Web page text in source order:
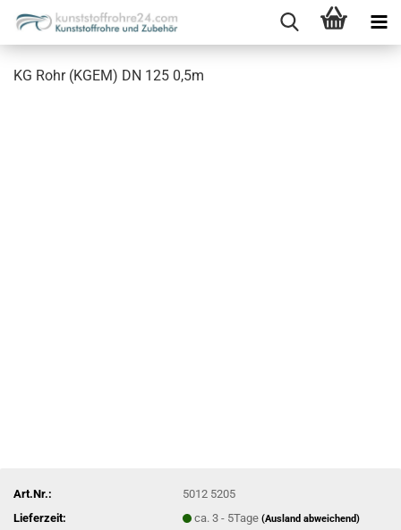
KG Rohr (KGEM) DN 125 0,5m
Art.Nr.:
5012 5205
Lieferzeit:
ca. 3 - 5Tage(Ausland abweichend)